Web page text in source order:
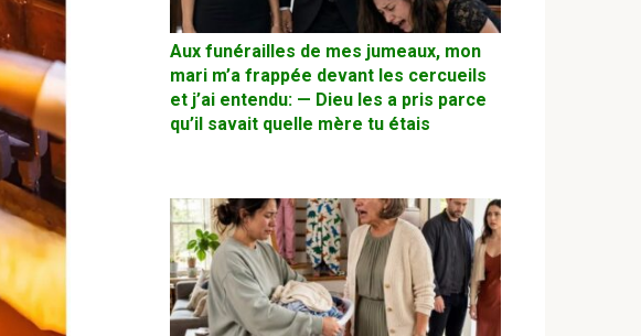
Aux funérailles de mes jumeaux, mon
mari m’a frappée devant les cercueils
et j’ai entendu: — Dieu les a pris parce
qu’il savait quelle mère tu étais